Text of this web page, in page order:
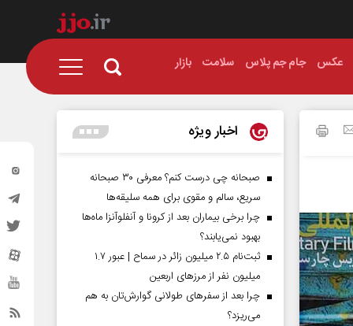
عکس جام جم پلاس سلامت بازار
اخبار ویژه
صبحانه چی درست کنم؟ معرفی ۳۰ صبحانه
سریع، سالم و مقوی برای همه سلیقه‌ها
چرا برخی بیماران بعد از کرونا و آنفلوآنزا ماه‌ها
بهبود نمی‌یابند؟
ثبت‌نام ۲.۵ میلیون زائر در سماح | عبور ۱.۷
میلیون نفر از مرز‌های اربعین
چرا بعد از سفرهای طولانی گوارش‌تان به هم
می‌ریزد؟